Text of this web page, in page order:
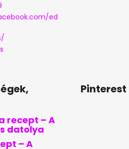
ed
recept – A
datolya
– A
Pinterest